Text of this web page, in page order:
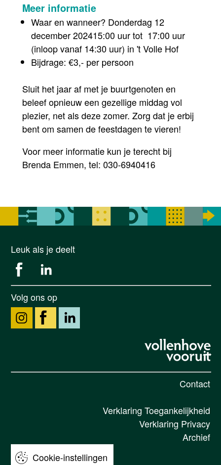
Meer informatie
Waar en wanneer? Donderdag 12
december 202415:00 uur tot 17:00 uur
(inloop vanaf 14:30 uur) in 't Volle Hof
Bijdrage: €3,- per persoon
Sluit het jaar af met je buurtgenoten en
beleef opnieuw een gezellige middag vol
plezier, net als deze zomer. Zorg dat je erbij
bent om samen de feestdagen te vieren!
Voor meer informatie kun je terecht bij
Brenda Emmen, tel: 030-6940416
Leuk als je deelt
Volg ons op
Cookie-instellingen
Contact
Verklaring Toegankelijkheid
Verklaring Privacy
Archief